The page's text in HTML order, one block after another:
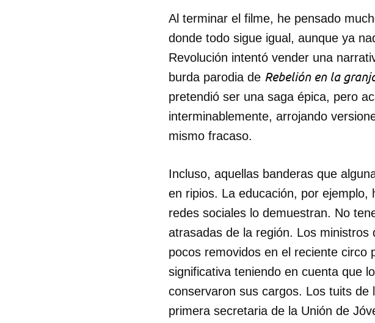
Al terminar el filme, he pensado
donde todo sigue igual, aunque ya
Revolución intentó vender una
burda parodia de Rebelión en la
pretendió ser una saga épica, pero
interminablemente, arrojando
mismo fracaso.
Incluso, aquellas banderas que
en ripios. La educación, por
redes sociales lo demuestran. No
atrasadas de la región. Los
pocos removidos en el reciente
significativa teniendo en cuenta que
conservaron sus cargos. Los tuits
primera secretaria de la Unión de